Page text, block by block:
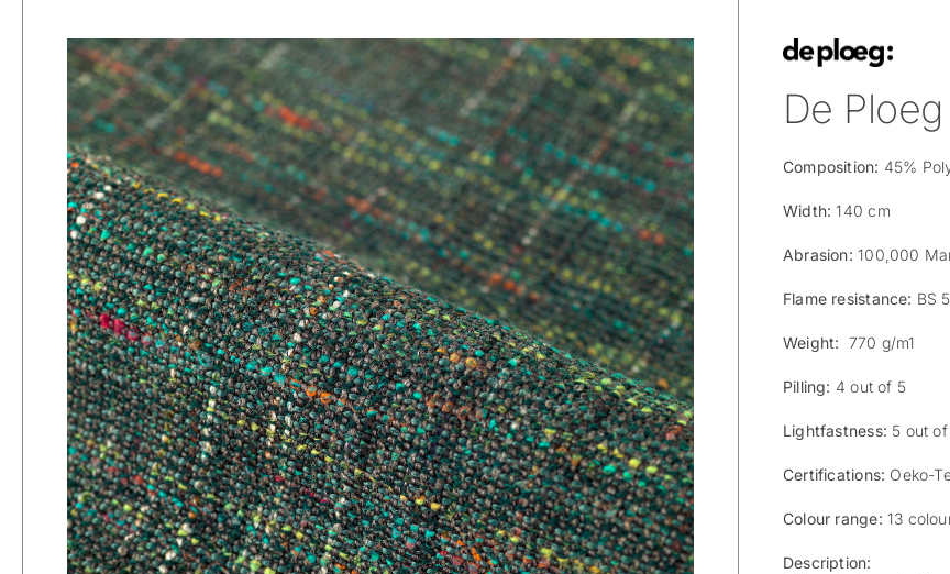
De
Composition: 45%
Width: 140 cm
Abrasion:100,000
Flame resistance: BS
Weight: 770 g/m1
Pilling: 4 out of 5
Lightfastness: 5 out
Certifications: Oeko-
Colour range: 13
Description: